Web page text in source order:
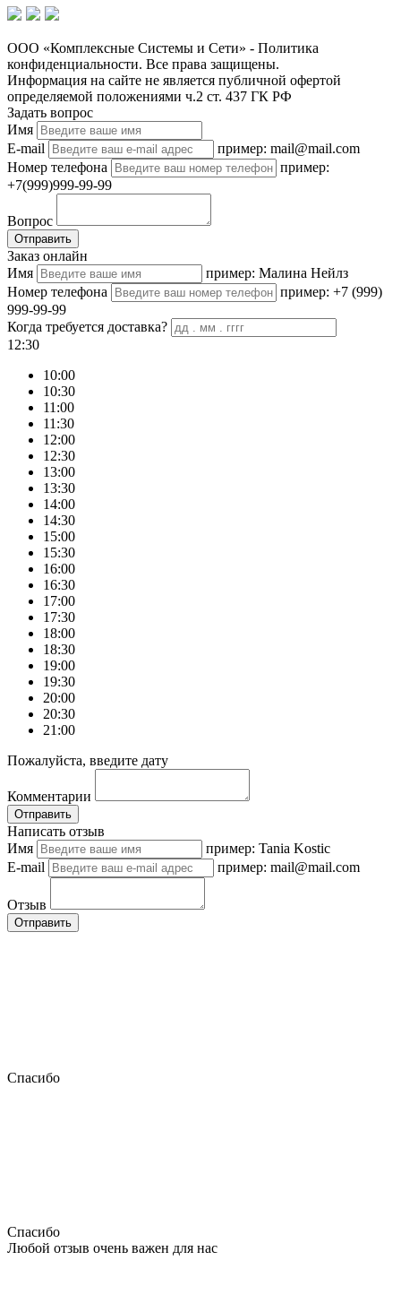
ООО «Комплексные Системы и Сети» - Политика
конфиденциальности. Все права защищены.
Информация на сайте не является публичной офертой
определяемой положениями ч.2 ст. 437 ГК РФ
Задать вопрос
Имя
E-mail
пример: mail@mail.com
Номер телефона
пример:
+7(999)999-99-99
Вопрос
Отправить
Заказ онлайн
Имя
пример: Малина Нейлз
Номер телефона
пример: +7 (999)
999-99-99
Когда требуется доставка?
12:30
10:00
10:30
11:00
11:30
12:00
12:30
13:00
13:30
14:00
14:30
15:00
15:30
16:00
16:30
17:00
17:30
18:00
18:30
19:00
19:30
20:00
20:30
21:00
Пожалуйста, введите дату
Комментарии
Отправить
Написать отзыв
Имя
пример: Tania Kostic
E-mail
пример: mail@mail.com
Отзыв
Отправить
Спасибо
Спасибо
Любой отзыв очень важен для нас